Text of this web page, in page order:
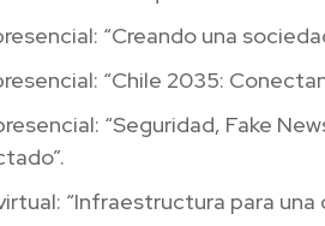
“Creando una
“Chile 2035:
“Seguridad, Fake
“Infraestructura para una